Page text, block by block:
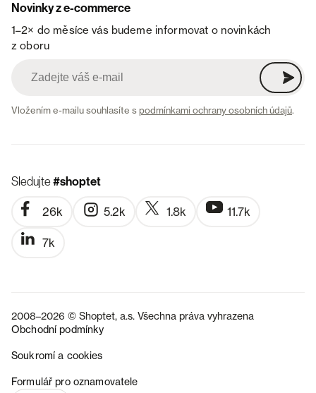
Novinky z e-commerce
1–2× do měsíce vás budeme informovat o novinkách
z oboru
Vložením e-mailu souhlasíte spodmínkami ochrany osobních údajů.
Sledujte#shoptet
26k 5.2k 1.8k 11.7k
7k
2008–2026 © Shoptet, a.s. Všechna práva vyhrazena
Obchodní podmínky
Soukromí a cookies
Formulář pro oznamovatele